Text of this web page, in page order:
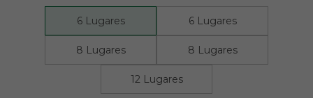
6 Lugares 6 Lugares
8 Lugares 8 Lugares
12 Lugares